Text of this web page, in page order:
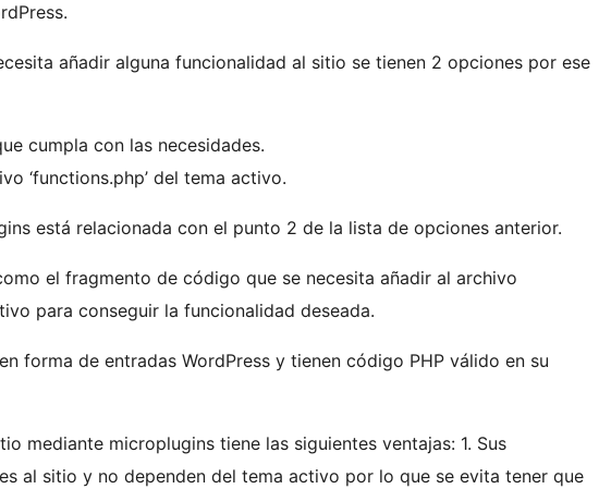
añadir alguna funcionalidad al sitio se tienen 2 opciones por ese
cumpla con las necesidades.
‘functions.php’ del tema activo.
está relacionada con el punto 2 de la lista de opciones anterior.
el fragmento de código que se necesita añadir al archivo
para conseguir la funcionalidad deseada.
forma de entradas WordPress y tienen código PHP válido en su
mediante microplugins tiene las siguientes ventajas: 1. Sus
al sitio y no dependen del tema activo por lo que se evita tener que